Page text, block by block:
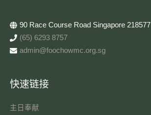
90 Race Course Road Singapore 218577
(65) 6293 8757
admin@foochowmc.org.sg
快速链接
主日奉献​